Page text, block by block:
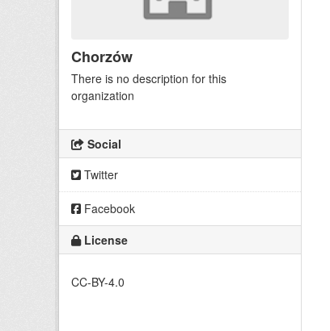
Chorzów
There is no description for this
organization
Social
Twitter
Facebook
License
CC-BY-4.0